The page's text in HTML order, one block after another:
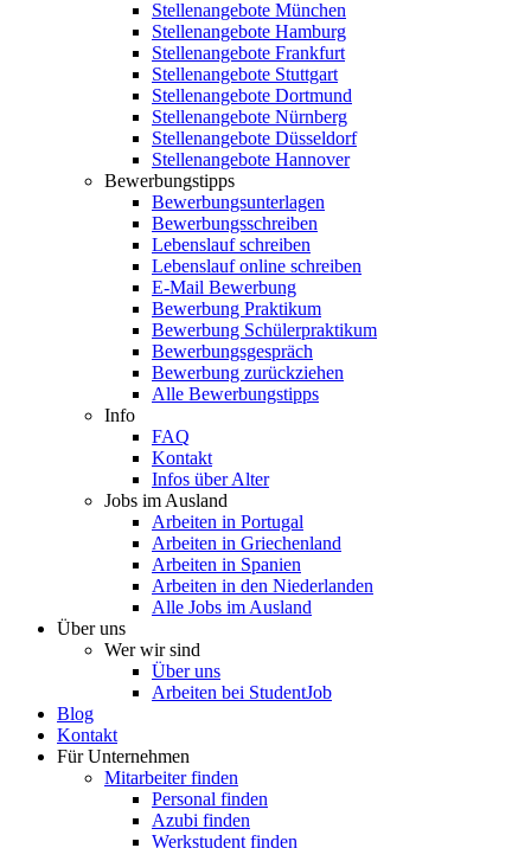
Stellenangebote München
Stellenangebote Hamburg
Stellenangebote Frankfurt
Stellenangebote Stuttgart
Stellenangebote Dortmund
Stellenangebote Nürnberg
Stellenangebote Düsseldorf
Stellenangebote Hannover
Bewerbungstipps
Bewerbungsunterlagen
Bewerbungsschreiben
Lebenslauf schreiben
Lebenslauf online schreiben
E-Mail Bewerbung
Bewerbung Praktikum
Bewerbung Schülerpraktikum
Bewerbungsgespräch
Bewerbung zurückziehen
Alle Bewerbungstipps
Info
FAQ
Kontakt
Infos über Alter
Jobs im Ausland
Arbeiten in Portugal
Arbeiten in Griechenland
Arbeiten in Spanien
Arbeiten in den Niederlanden
Alle Jobs im Ausland
Über uns
Wer wir sind
Über uns
Arbeiten bei StudentJob
Blog
Kontakt
Für Unternehmen
Mitarbeiter finden
Personal finden
Azubi finden
Werkstudent finden